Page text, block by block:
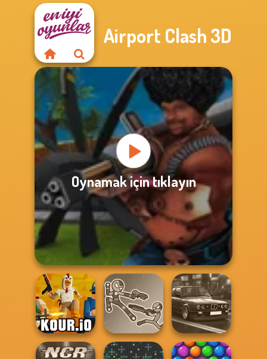
Airport Clash 3D
Oynamak için tıklayın